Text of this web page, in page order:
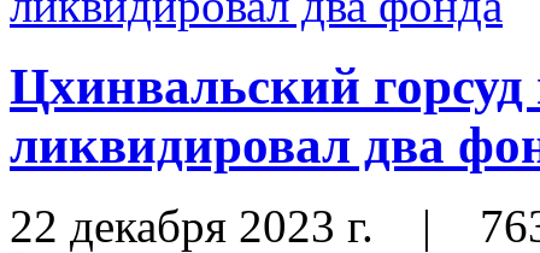
Цхинвальский
ликвидировал два
22 декабря 2023 г. |